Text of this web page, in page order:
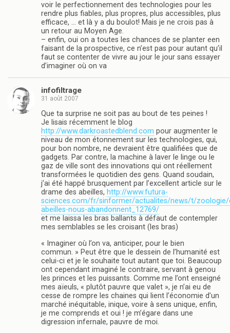
voir le perfectionnement des technologies pour les
rendre plus fiables, plus propres, plus accessibles, plus
efficace, … et là y a du boulot! Mais je ne crois pas à
un retour au Moyen Age.
– enfin, oui on a toutes les chances de se planter een
faisant de la prospective, ce n’est pas pour autant qu’il
faut se contenter de vivre au jour le jour sans essayer
d’imaginer où on va
infofiltrage
31 août 2007
Que ta surprise ne soit pas au bout de tes peines !
Je lisais récemment le blog
http://www.darkroastedblend.com pour augmenter le
niveau de mon étonnement sur les technologies, qui,
pour bon nombre, ne devraient être qualifiées que de
gadgets. Par contre, la machine à laver le linge ou le
gaz de ville sont des innovations qui ont réellement
transformées le quotidien des gens. Quand soudain,
j’ai été happé brusquement par l’excellent article sur le
drame des abeilles, http://www.futura-
sciences.com/fr/sinformer/actualites/news/t/
abeilles-nous-abandonnent_12769/
et me laissa les bras ballants à défaut de contempler
mes semblables se les croisant (les bras)
« Imaginer où l’on va, anticiper, pour le bien
commun. » Peut être que le dessein de l’humanité est
celui-ci et je le souhaite tout autant que toi. Beaucoup
ont cependant imaginé le contraire, servant à genou
les princes et les puissants. Comme me l’ont enseigné
mes aïeuls, « plutôt pauvre que valet », je n’ai eu de
cesse de rompre les chaines qui lient l’économie d’un
marché inéquitable, inique, voire à sens unique, enfin,
je me comprends et oui ! je m’égare dans une
digression infernale, pauvre de moi.